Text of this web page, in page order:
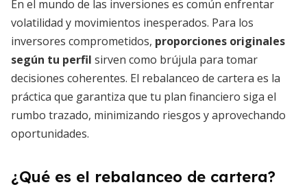
En el mundo de las inversiones es común enfrentar
volatilidad y movimientos inesperados. Para los
inversores comprometidos, proporciones originales
según tu perfil sirven como brújula para tomar
decisiones coherentes. El rebalanceo de cartera es la
práctica que garantiza que tu plan financiero siga el
rumbo trazado, minimizando riesgos y aprovechando
oportunidades.
¿Qué es el rebalanceo de cartera?